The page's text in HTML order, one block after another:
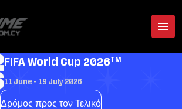
FIFA World Cup 2026TM
11 June - 19 July 2026
Δρόμος προς τον Τελικό